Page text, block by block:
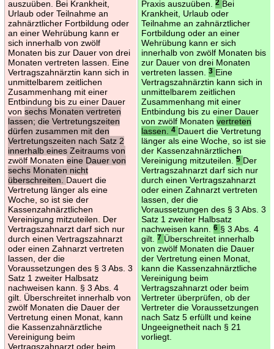
auszuüben. Bei Krankheit,
Urlaub oder Teilnahme an
zahnärztlicher Fortbildung oder
an einer Wehrübung kann er
sich innerhalb von zwölf
Monaten bis zur Dauer von drei
Monaten vertreten lassen. Eine
Vertragszahnärztin kann sich in
unmittelbarem zeitlichen
Zusammenhang mit einer
Entbindung bis zu einer Dauer
von sechs Monaten vertreten
lassen; die Vertretungszeiten
dürfen zusammen mit den
Vertretungszeiten nach Satz 2
innerhalb eines Zeitraums von
zwölf Monaten eine Dauer von
sechs Monaten nicht
überschreiten. Dauert die
Vertretung länger als eine
Woche, so ist sie der
Kassenzahnärztlichen
Vereinigung mitzuteilen. Der
Vertragszahnarzt darf sich nur
durch einen Vertragszahnarzt
oder einen Zahnarzt vertreten
lassen, der die
Voraussetzungen des § 3 Abs. 3
Satz 1 zweiter Halbsatz
nachweisen kann. § 3 Abs. 4
gilt. Überschreitet innerhalb von
zwölf Monaten die Dauer der
Vertretung einen Monat, kann
die Kassenzahnärztliche
Vereinigung beim
Vertragszahnarzt oder beim
Praxis auszuüben.
2 Bei
Krankheit, Urlaub oder
Teilnahme an zahnärztlicher
Fortbildung oder an einer
Wehrübung kann er sich
innerhalb von zwölf Monaten bis
zur Dauer von drei Monaten
vertreten lassen.
3 Eine
Vertragszahnärztin kann sich in
unmittelbarem zeitlichen
Zusammenhang mit einer
Entbindung bis zu einer Dauer
von zwölf Monaten vertreten
lassen.
4 Dauert die Vertretung
länger als eine Woche, so ist sie
der Kassenzahnärztlichen
Vereinigung mitzuteilen.
5 Der
Vertragszahnarzt darf sich nur
durch einen Vertragszahnarzt
oder einen Zahnarzt vertreten
lassen, der die
Voraussetzungen des § 3 Abs. 3
Satz 1 zweiter Halbsatz
nachweisen kann.
6 § 3 Abs. 4
gilt.
7 Überschreitet innerhalb
von zwölf Monaten die Dauer
der Vertretung einen Monat,
kann die Kassenzahnärztliche
Vereinigung beim
Vertragszahnarzt oder beim
Vertreter überprüfen, ob der
Vertreter die Voraussetzungen
nach Satz 5 erfüllt und keine
Ungeeignetheit nach § 21
vorliegt.